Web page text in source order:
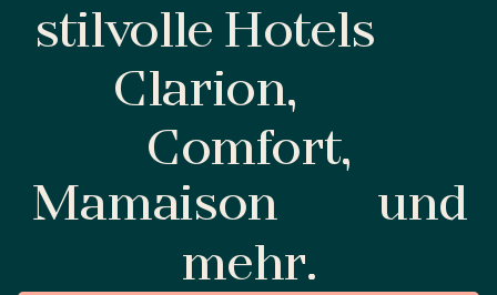
stilvolle Hotels
Clarion,
Comfort,
Mamaison
und
mehr.